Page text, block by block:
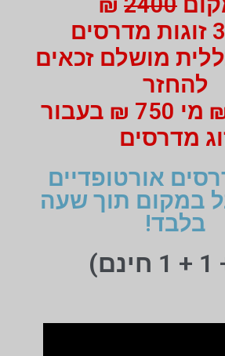
מושלם זכאים
להחזר
של 475 ₪ מי 750 ₪ בעבור
מדרסים
אורטופדיים
במקום תוך שעה
בלבד!